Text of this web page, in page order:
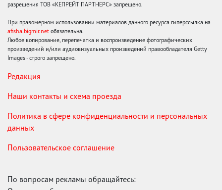
разрешения ТОВ «КЕПРЕЙТ ПАРТНЕРС» запрещено.
При правомерном использовании материалов данного ресурса гиперссылка на
afisha.bigmir.net обязательна.
Любое копирование, перепечатка и воспроизведение фотографических
произведений и/или аудиовизуальных произведений правообладателя Getty
Images - строго запрещено.
Редакция
Наши контакты и схема проезда
Политика в сфере конфиденциальности и персональных
данных
Пользовательское соглашение
По вопросам рекламы обращайтесь: